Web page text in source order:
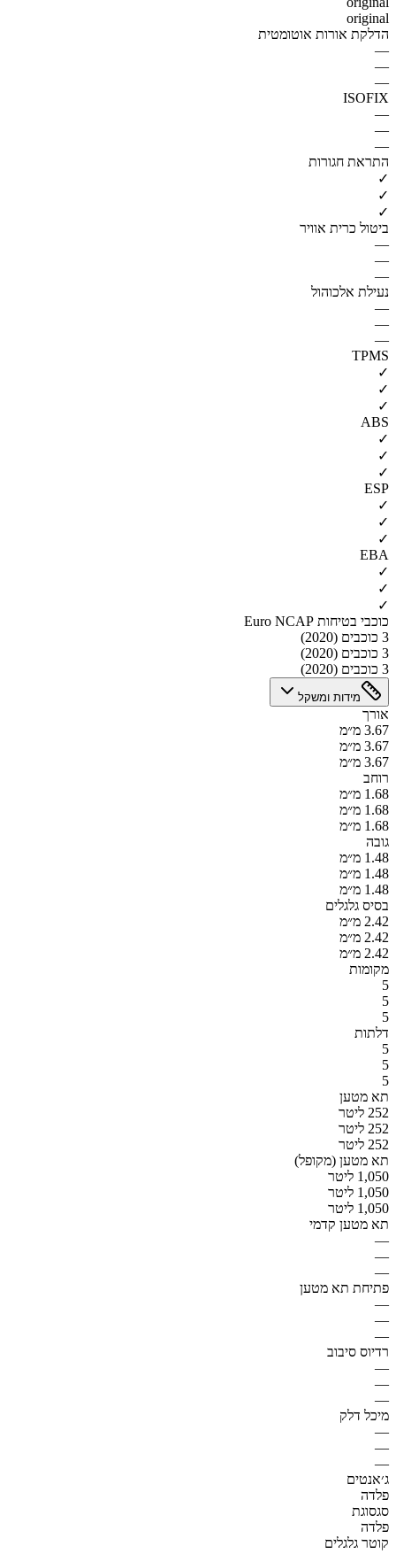
original
הדלקת אורות אוטומטית
—
—
—
ISOFIX
—
—
—
התראת חגורות
✓
✓
✓
ביטול כרית אוויר
—
—
—
נעילת אלכוהול
—
—
—
TPMS
✓
✓
✓
ABS
✓
✓
✓
ESP
✓
✓
✓
EBA
✓
✓
✓
כוכבי בטיחות Euro NCAP
3 כוכבים (2020)
3 כוכבים (2020)
3 כוכבים (2020)
מידות ומשקל
אורך
3.67 מ״מ
3.67 מ״מ
3.67 מ״מ
רוחב
1.68 מ״מ
1.68 מ״מ
1.68 מ״מ
גובה
1.48 מ״מ
1.48 מ״מ
1.48 מ״מ
בסיס גלגלים
2.42 מ״מ
2.42 מ״מ
2.42 מ״מ
מקומות
5
5
5
דלתות
5
5
5
תא מטען
252 ליטר
252 ליטר
252 ליטר
תא מטען (מקופל)
1,050 ליטר
1,050 ליטר
1,050 ליטר
תא מטען קדמי
—
—
—
פתיחת תא מטען
—
—
—
רדיוס סיבוב
—
—
—
מיכל דלק
—
—
—
ג׳אנטים
פלדה
סגסוגת
פלדה
קוטר גלגלים